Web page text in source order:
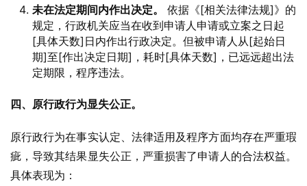
未在法定期间内作出决定。
依据《[相关法律法规]》的
规定，行政机关应当在收到申请人申请或立案之日起
[具体天数]日内作出行政决定。但被申请人从[起始日
期]至[作出决定日期]，耗时[具体天数]，已远远超出法
定期限，程序违法。
四、原行政行为显失公正。
原行政行为在事实认定、法律适用及程序方面均存在严重瑕
疵，导致其结果显失公正，严重损害了申请人的合法权益。
具体表现为：